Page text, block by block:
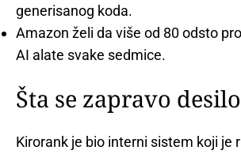
generisanog koda.
Amazon želi da više od 80 odsto
AI alate svake sedmice.
Šta se zapravo
Kirorank je bio interni sistem koji je